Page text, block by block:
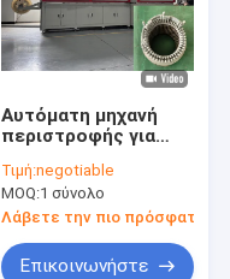
Αυτόματη μηχανή
περιστροφής για
συσκευές
Τιμή:negotiable
MOQ:1 σύνολο
Λάβετε την πιο πρόσφατη
Επικοινωνήστε